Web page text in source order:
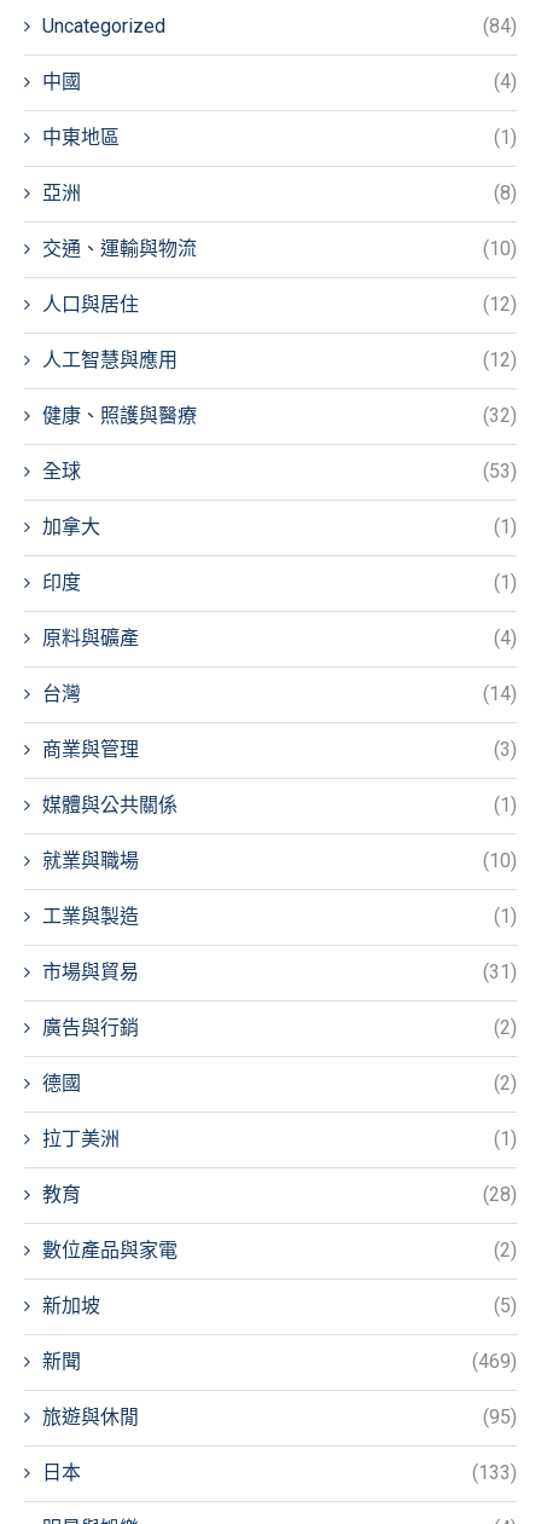
Uncategorized (84)
中國 (4)
中東地區 (1)
亞洲 (8)
交通、運輸與物流 (10)
人口與居住 (12)
人工智慧與應用 (12)
健康、照護與醫療 (32)
全球 (53)
加拿大 (1)
印度 (1)
原料與礦產 (4)
台灣 (14)
商業與管理 (3)
媒體與公共關係 (1)
就業與職場 (10)
工業與製造 (1)
市場與貿易 (31)
廣告與行銷 (2)
德國 (2)
拉丁美洲 (1)
教育 (28)
數位產品與家電 (2)
新加坡 (5)
新聞 (469)
旅遊與休閒 (95)
日本 (133)